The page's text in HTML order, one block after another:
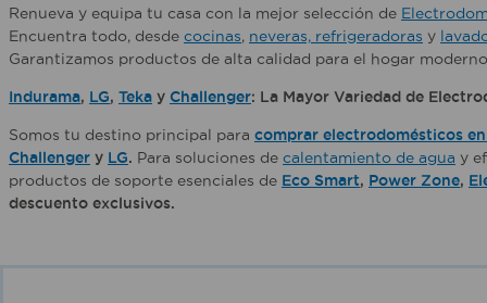
Renueva y equipa tu casa con la mejor selección de
Encuentra todo, desde cocinas, neveras, refrigeradoras y
Garantizamos productos de alta calidad para el hogar
Indurama, LG, Teka y Challenger: La Mayor Variedad de
Somos tu destino principal para comprar electrodomésticos
Challenger y LG. Para soluciones de calentamiento de agua y
productos de soporte esenciales de Eco Smart, Power Zone,
descuento exclusivos.